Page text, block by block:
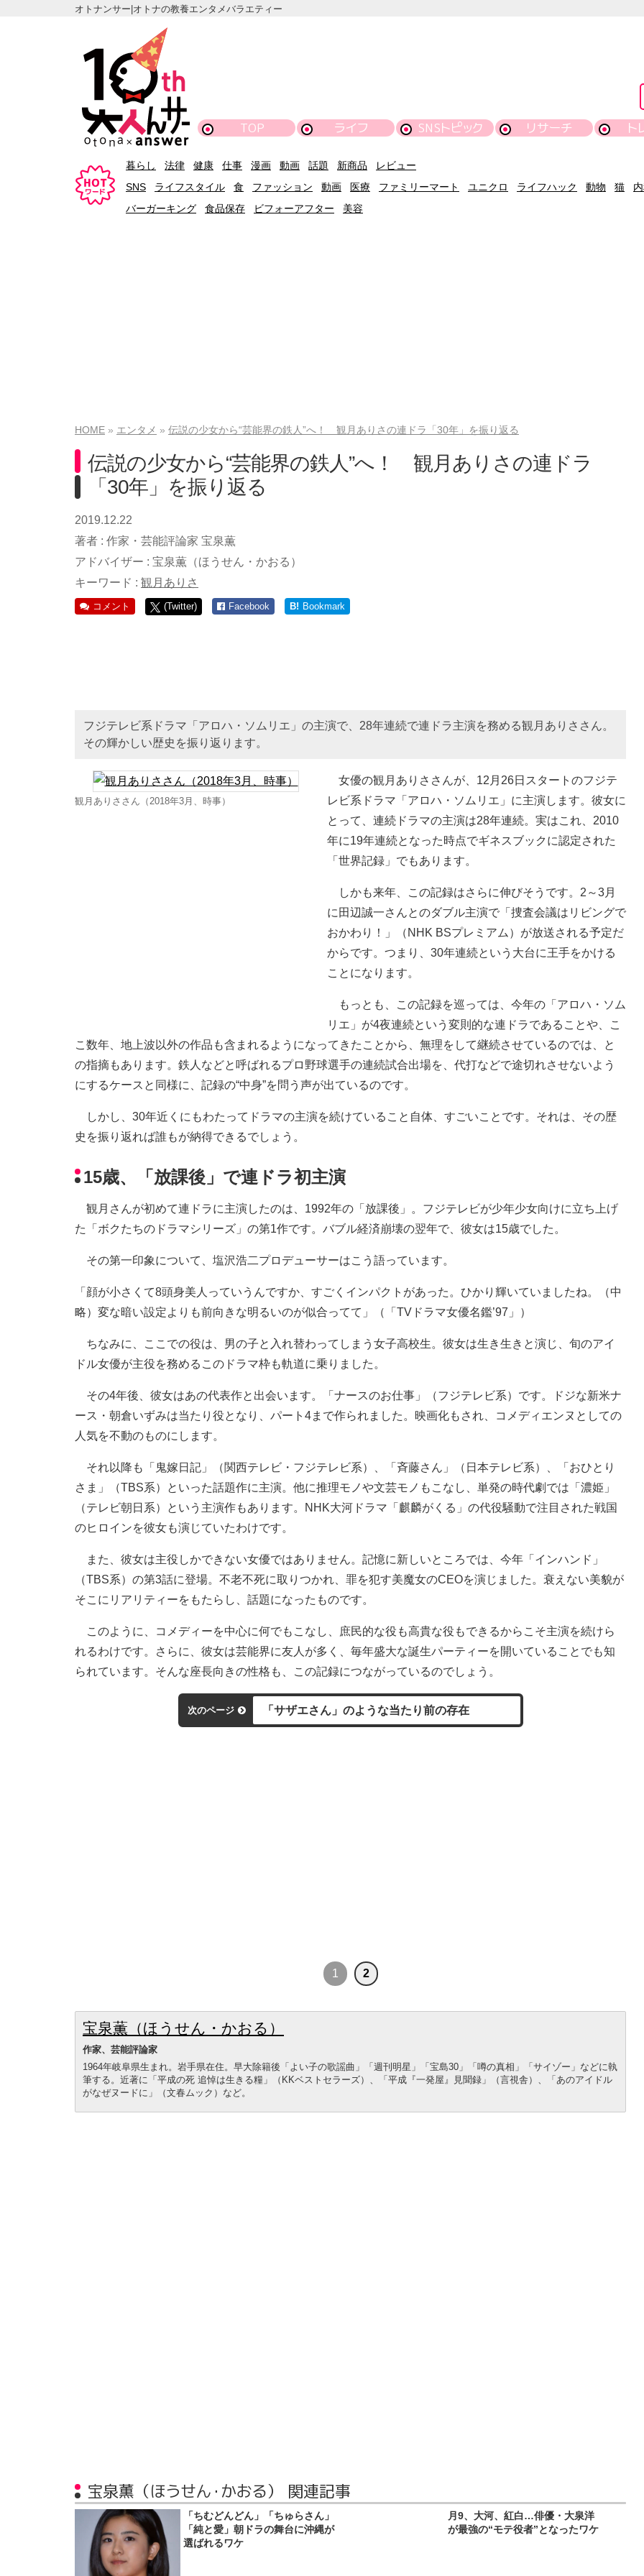
オトナンサー|オトナの教養エンタメバラエティー
TOP ライフ SNSトピック リサーチ ト
暮らし 法律 健康 仕事 漫画 動画 話題 新商品
レビュー
SNS
ライフスタイル 食 ファッション 動画 医療 ファミリーマート ユニクロ ライフハック 動物 猫
バーガーキング
食品保存 ビフォーアフター 美容
HOME エンタメ 伝説の少女から“芸能界の鉄人”へ！ 観月ありさの連ドラ「30年」を振り返る
伝説の少女から“芸能界の鉄人”へ！ 観月ありさの連ドラ
「30年」を振り返る
2019.12.22
著者 : 作家・芸能評論家 宝泉薫
アドバイザー : 宝泉薫（ほうせん・かおる）
キーワード : 観月ありさ
コメント (Twitter) Facebook B! Bookmark
フジテレビ系ドラマ「アロハ・ソムリエ」の主演で、28年連続で連ドラ主演を務める観月ありささん。
その輝かしい歴史を振り返ります。
観月ありささん（2018年3月、時事）
女優の観月ありささんが、12月26日スタートのフジテ
レビ系ドラマ「アロハ・ソムリエ」に主演します。彼女に
とって、連続ドラマの主演は28年連続。実はこれ、2010
年に19年連続となった時点でギネスブックに認定された
「世界記録」でもあります。
しかも来年、この記録はさらに伸びそうです。2～3月
に田辺誠一さんとのダブル主演で「捜査会議はリビングで
おかわり！」（NHK BSプレミアム）が放送される予定だ
からです。つまり、30年連続という大台に王手をかける
ことになります。
もっとも、この記録を巡っては、今年の「アロハ・ソム
リエ」が4夜連続という変則的な連ドラであることや、こ
こ数年、地上波以外の作品も含まれるようになってきたことから、無理をして継続させているのでは、と
の指摘もあります。鉄人などと呼ばれるプロ野球選手の連続試合出場を、代打などで途切れさせないよう
にするケースと同様に、記録の“中身”を問う声が出ているのです。
しかし、30年近くにもわたってドラマの主演を続けていること自体、すごいことです。それは、その歴
史を振り返れば誰もが納得できるでしょう。
15歳、「放課後」で連ドラ初主演
観月さんが初めて連ドラに主演したのは、1992年の「放課後」。フジテレビが少年少女向けに立ち上げ
た「ボクたちのドラマシリーズ」の第1作です。バブル経済崩壊の翌年で、彼女は15歳でした。
その第一印象について、塩沢浩二プロデューサーはこう語っています。
「顔が小さくて8頭身美人っていうんですか、すごくインパクトがあった。ひかり輝いていましたね。（中
略）変な暗い設定よりも前向きな明るいのが似合ってて」（「TVドラマ女優名鑑’97」）
ちなみに、ここでの役は、男の子と入れ替わってしまう女子高校生。彼女は生き生きと演じ、旬のアイ
ドル女優が主役を務めるこのドラマ枠も軌道に乗りました。
その4年後、彼女はあの代表作と出会います。「ナースのお仕事」（フジテレビ系）です。ドジな新米ナ
ース・朝倉いずみは当たり役となり、パート4まで作られました。映画化もされ、コメディエンヌとしての
人気を不動のものにします。
それ以降も「鬼嫁日記」（関西テレビ・フジテレビ系）、「斉藤さん」（日本テレビ系）、「おひとり
さま」（TBS系）といった話題作に主演。他に推理モノや文芸モノもこなし、単発の時代劇では「濃姫」
（テレビ朝日系）という主演作もあります。NHK大河ドラマ「麒麟がくる」の代役騒動で注目された戦国
のヒロインを彼女も演じていたわけです。
また、彼女は主役しかできない女優ではありません。記憶に新しいところでは、今年「インハンド」
（TBS系）の第3話に登場。不老不死に取りつかれ、罪を犯す美魔女のCEOを演じました。衰えない美貌が
そこにリアリティーをもたらし、話題になったものです。
このように、コメディーを中心に何でもこなし、庶民的な役も高貴な役もできるからこそ主演を続けら
れるわけです。さらに、彼女は芸能界に友人が多く、毎年盛大な誕生パーティーを開いていることでも知
られています。そんな座長向きの性格も、この記録につながっているのでしょう。
次のページ 「サザエさん」のような当たり前の存在
1 2
宝泉薫（ほうせん・かおる）
作家、芸能評論家
1964年岐阜県生まれ。岩手県在住。早大除籍後「よい子の歌謡曲」「週刊明星」「宝島30」「噂の真相」「サイゾー」などに執
筆する。近著に「平成の死 追悼は生きる糧」（KKベストセラーズ）、「平成『一発屋』見聞録」（言視舎）、「あのアイドル
がなぜヌードに」（文春ムック）など。
宝泉薫（ほうせん・かおる） 関連記事
「ちむどんどん」「ちゅらさん」
「純と愛」朝ドラの舞台に沖縄が
選ばれるワケ
月9、大河、紅白…俳優・大泉洋
が最強の“モテ役者”となったワケ